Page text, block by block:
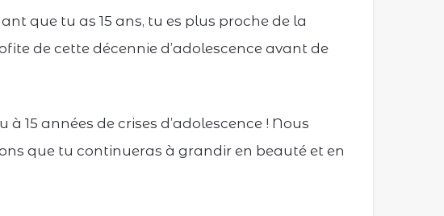
que tu as 15 ans, tu es plus proche de la
de cette décennie d’adolescence avant de
à 15 années de crises d’adolescence ! Nous
que tu continueras à grandir en beauté et en